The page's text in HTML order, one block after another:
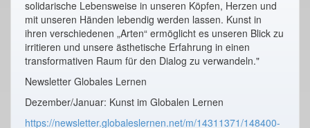
solidarische Lebensweise in unseren Köpfen, Herzen und
mit unseren Händen lebendig werden lassen. Kunst in
ihren verschiedenen „Arten“ ermöglicht es unseren Blick zu
irritieren und unsere ästhetische Erfahrung in einen
transformativen Raum für den Dialog zu verwandeln."
Newsletter Globales Lernen
Dezember/Januar: Kunst im Globalen Lernen
https://newsletter.globaleslernen.net/m/14311371/148400-